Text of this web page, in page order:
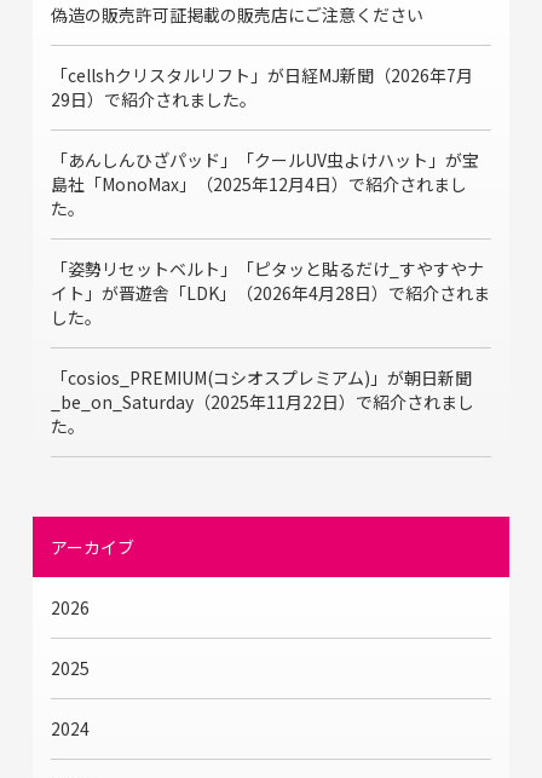
偽造の販売許可証掲載の販売店にご注意ください
「cellshクリスタルリフト」が日経MJ新聞（2026年7月
29日）で紹介されました。
「あんしんひざパッド」「クールUV虫よけハット」が宝
島社「MonoMax」（2025年12月4日）で紹介されまし
た。
「姿勢リセットベルト」「ピタッと貼るだけ_すやすやナ
イト」が晋遊舎「LDK」（2026年4月28日）で紹介されま
した。
「cosios_PREMIUM(コシオスプレミアム)」が朝日新聞
_be_on_Saturday（2025年11月22日）で紹介されまし
た。
アーカイブ
2026
2025
2024